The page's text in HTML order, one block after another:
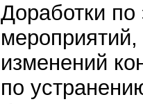
Доработки по
изменений
по